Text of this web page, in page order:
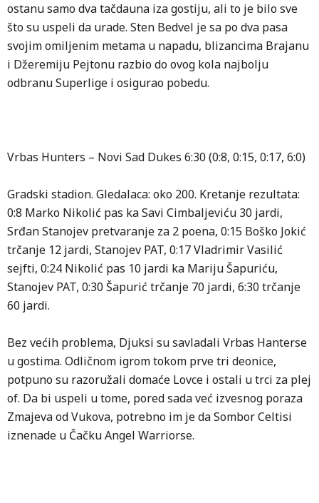
ostanu samo dva tačdauna iza gostiju, ali to je bilo sve
što su uspeli da urade. Sten Bedvel je sa po dva pasa
svojim omiljenim metama u napadu, blizancima Brajanu
i Džeremiju Pejtonu razbio do ovog kola najbolju
odbranu Superlige i osigurao pobedu.
Vrbas Hunters – Novi Sad Dukes 6:30 (0:8, 0:15, 0:17, 6:0)
Gradski stadion. Gledalaca: oko 200. Kretanje rezultata:
0:8 Marko Nikolić pas ka Savi Cimbaljeviću 30 jardi,
Srđan Stanojev pretvaranje za 2 poena, 0:15 Boško Jokić
trčanje 12 jardi, Stanojev PAT, 0:17 Vladrimir Vasilić
sejfti, 0:24 Nikolić pas 10 jardi ka Mariju Šapuriću,
Stanojev PAT, 0:30 Šapurić trčanje 70 jardi, 6:30 trčanje
60 jardi.
Bez većih problema, Djuksi su savladali Vrbas Hanterse
u gostima. Odličnom igrom tokom prve tri deonice,
potpuno su razoružali domaće Lovce i ostali u trci za plej
of. Da bi uspeli u tome, pored sada već izvesnog poraza
Zmajeva od Vukova, potrebno im je da Sombor Celtisi
iznenade u Čačku Angel Warriorse.